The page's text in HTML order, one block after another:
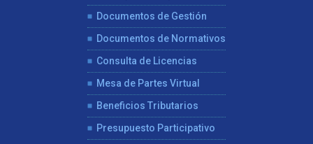
Documentos de Gestión
Documentos de Normativos
Consulta de Licencias
Mesa de Partes Virtual
Beneficios Tributarios
Presupuesto Participativo